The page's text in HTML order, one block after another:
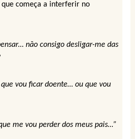
começa a interferir no
não consigo desligar-me das
que vou ficar doente… ou que vou
me vou perder dos meus pais…”